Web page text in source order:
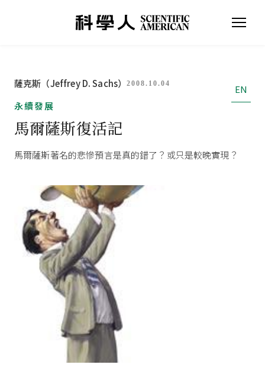
薩克斯（Jeffrey D. Sachs）2008.10.04
EN
永續發展
馬爾薩斯復活記
馬爾薩斯著名的悲慘預言是真的錯了？或只是較晚實現？